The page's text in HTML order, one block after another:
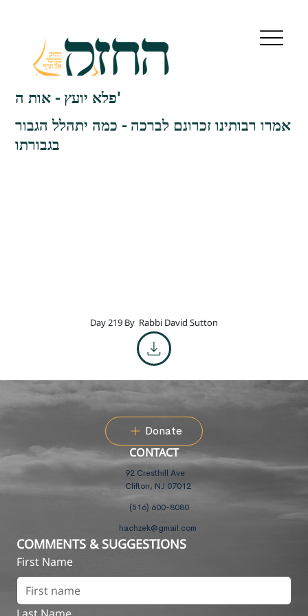
פלא יועץ - אות ה'
אמרו רבותינו זכרונם לברכה - כמה יתהלל הגבור
בגבורתו
Day 219 By Rabbi David Sutton
Donate
CONTACT
92 Cresthill Ave
Clifton, NJ 07012
(516) 600-8080
hachzek@gmail.com
COMMENTS & SUGGESTIONS
First Name